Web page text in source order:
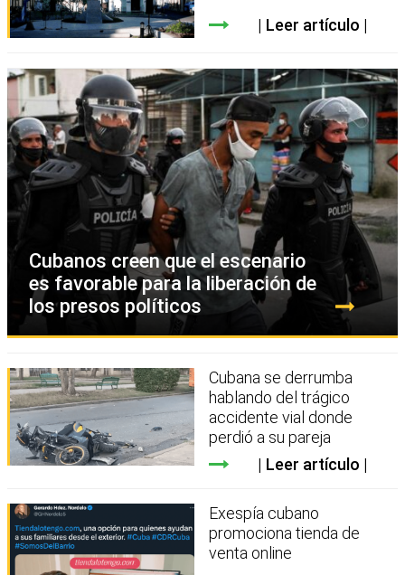
Leer artículo
Cubanos creen que el escenario
es favorable para la liberación de
los presos políticos
Cubana se derrumba
hablando del trágico
accidente vial donde
perdió a su pareja
Leer artículo
Exespía cubano
promociona tienda de
venta online